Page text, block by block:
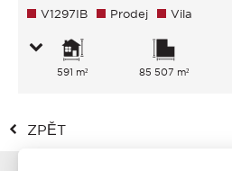
V1297IB Prodej Vila
591 m² 85 507 m²
ZPĚT